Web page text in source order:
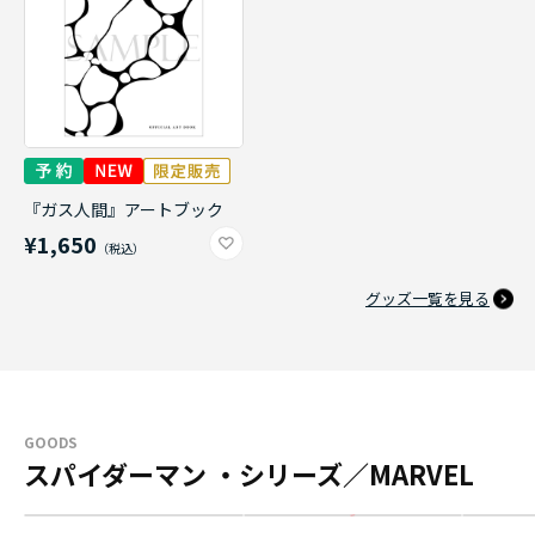
『ガス人間』アートブック
¥1,650
グッズ一覧を見る
GOODS
スパイダーマン ・シリーズ／MARVEL